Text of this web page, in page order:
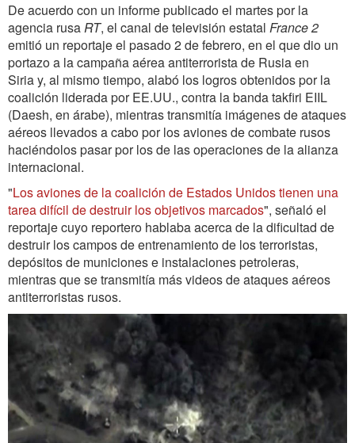
De acuerdo con un informe publicado el martes por la
agencia rusaRT, el canal de televisión estatal France 2
emitió un reportaje el pasado 2 de febrero, en el que dio un
portazo a la campaña aérea antiterrorista de Rusia en
Siria y, al mismo tiempo, alabó los logros obtenidos por la
coalición liderada por EE.UU., contra la banda takfiri EIIL
(Daesh, en árabe), mientras transmitía imágenes de ataques
aéreos llevados a cabo por los aviones de combate rusos
haciéndolos pasar por los de las operaciones de la alianza
internacional.
"Los aviones de la coalición de Estados Unidos tienen una
tarea difícil de destruir los objetivos marcados", señaló el
reportaje cuyo reportero hablaba acerca de la dificultad de
destruir los campos de entrenamiento de los terroristas,
depósitos de municiones e instalaciones petroleras,
mientras que se transmitía más videos de ataques aéreos
antiterroristas rusos.